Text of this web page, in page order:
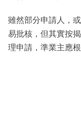
雖然部分申請人，
易批核，但其實按
理申請，準業主應